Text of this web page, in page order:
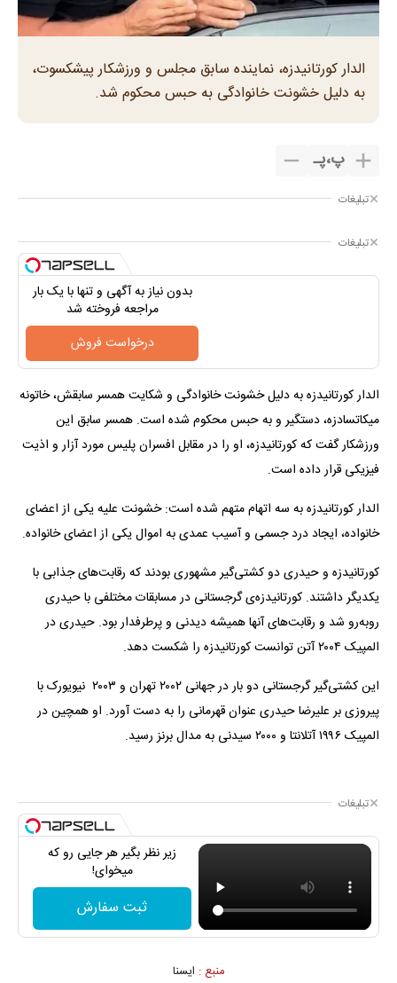
الدار کورتانیدزه، نماینده سابق مجلس و ورزشکار پیشکسوت،
به دلیل خشونت خانوادگی به حبس محکوم شد.
پ،پـ
تبلیغات
تبلیغات
بدون نیاز به آگهی و تنها با یک بار
مراجعه فروخته شد
درخواست فروش
الدار کورتانیدزه به دلیل خشونت خانوادگی و شکایت همسر سابقش، خاتونه
میکاتسادزه، دستگیر و به حبس محکوم شده است. همسر سابق این
ورزشکار گفت که کورتانیدزه، او را در مقابل افسران پلیس مورد آزار و اذیت
فیزیکی قرار داده است.
الدار کورتانیدزه به سه اتهام متهم شده است: خشونت علیه یکی از اعضای
خانواده، ایجاد درد جسمی و آسیب عمدی به اموال یکی از اعضای خانواده.
کورتانیدزه و حیدری دو کشتی‌گیر مشهوری بودند که رقابت‌های جذابی با
یکدیگر داشتند. کورتانیدزه‌ی گرجستانی در مسابقات مختلفی با حیدری
روبه‌رو شد و رقابت‌های آنها همیشه دیدنی و پرطرفدار بود. حیدری در
المپیک ۲۰۰۴ آتن توانست کورتانیدزه را شکست دهد.
این کشتی‌گیر گرجستانی دو بار در جهانی ۲۰۰۲ تهران و ۲۰۰۳ نیویورک با
پیروزی بر علیرضا حیدری عنوان قهرمانی را به دست آورد. او همچین در
المپیک ۱۹۹۶ آتلانتا و ۲۰۰۰ سیدنی به مدال برنز رسید.
تبلیغات
زیر نظر بگیر هر جایی رو که
میخوای!
ثبت سفارش
منبع : ايسنا